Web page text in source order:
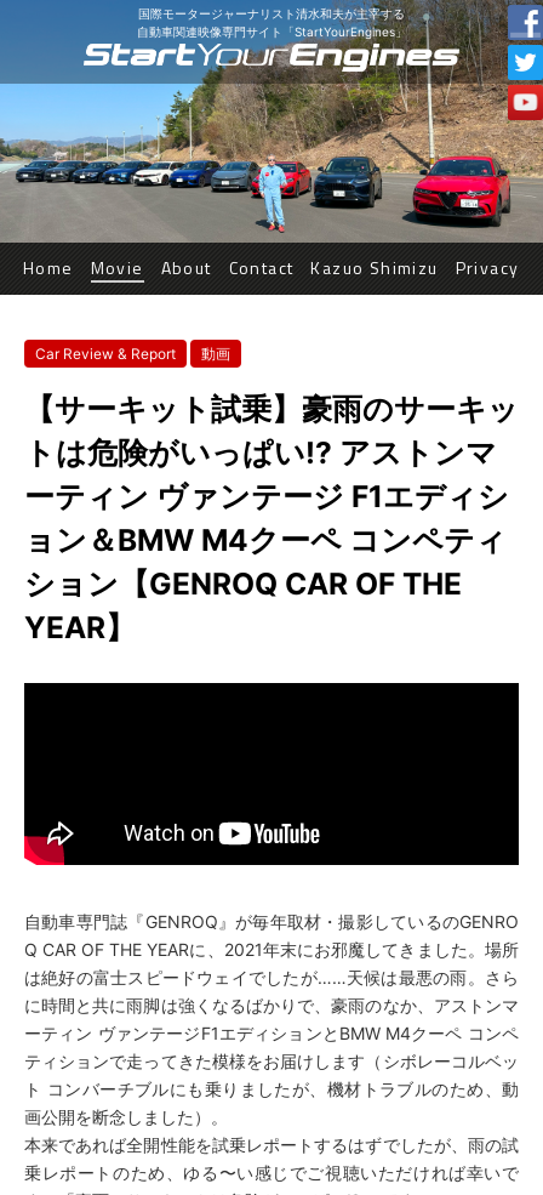
国際モータージャーナリスト清水和夫が主宰する
自動車関連映像専門サイト「StartYourEngines」
Home Movie About Contact Kazuo Shimizu Privacy
Car Review & Report 動画
【サーキット試乗】豪雨のサーキッ
トは危険がいっぱい!? アストンマ
ーティン ヴァンテージ F1エディシ
ョン＆BMW M4クーペ コンペティ
ション【GENROQ CAR OF THE
YEAR】
自動車専門誌『GENROQ』が毎年取材・撮影しているのGENRO
Q CAR OF THE YEARに、2021年末にお邪魔してきました。場所
は絶好の富士スピードウェイでしたが……天候は最悪の雨。さら
に時間と共に雨脚は強くなるばかりで、豪雨のなか、アストンマ
ーティン ヴァンテージF1エディションとBMW M4クーペ コンペ
ティションで走ってきた模様をお届けします（シボレーコルベッ
ト コンバーチブルにも乗りましたが、機材トラブルのため、動
画公開を断念しました）。
本来であれば全開性能を試乗レポートするはずでしたが、雨の試
乗レポートのため、ゆる〜い感じでご視聴いただければ幸いで